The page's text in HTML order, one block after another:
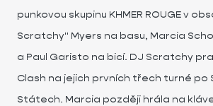
punkovou skupinu KHMER ROUGE v
Scratchy" Myers na basu, Marcia
a Paul Garisto na bicí. DJ Scratchy
Clash na jejich prvních třech turné po
Státech. Marcia později hrála na